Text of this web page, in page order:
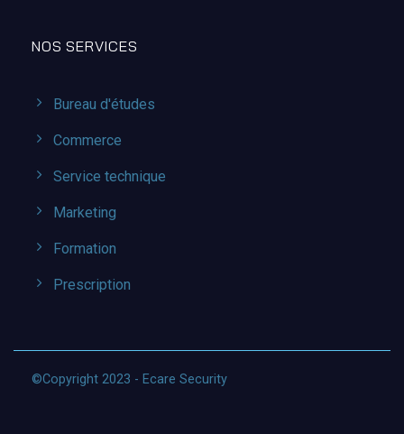
NOS SERVICES
Bureau d'études
Commerce
Service technique
Marketing
Formation
Prescription
©Copyright 2023 - Ecare Security